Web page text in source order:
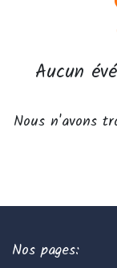
Aucun
Nous n'avons
Nos pages: